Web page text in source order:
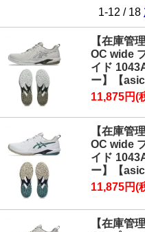
1-12 / 18
【在庫管
OC wide
イド
ー】【
11,875円(
【在庫管
OC wide
イド
ー】【
11,875円(
【在庫管